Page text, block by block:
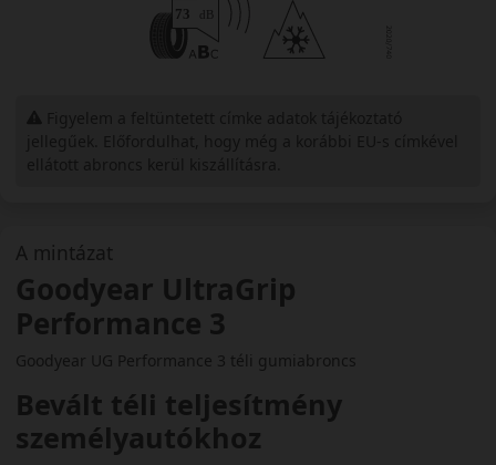
A mintázat
Goodyear UltraGrip
Performance 3
Goodyear UG Performance 3 téli gumiabroncs
Bevált téli teljesítmény
személyautókhoz